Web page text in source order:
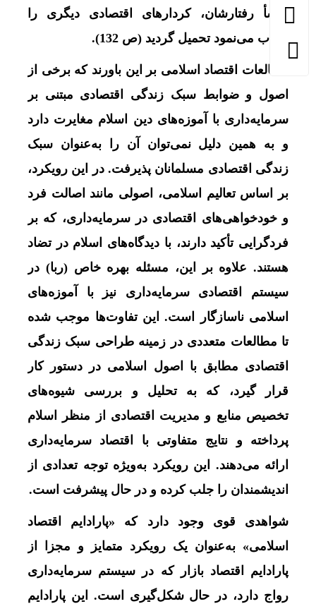
منشأ رفتارشان، کردارهای اقتصادی دیگری را
ایجاب می‌‏نمود تحمیل گردید (ص 132).
مطالعات اقتصاد اسلامی بر این باورند که برخی از
اصول و ضوابط سبک زندگی اقتصادی مبتنی بر
سرمایه‌داری با آموزه‌های دین اسلام مغایرت دارد
و به همین دلیل نمی‌توان آن را به‌عنوان سبک
زندگی اقتصادی مسلمانان پذیرفت. در این رویکرد،
بر اساس تعالیم اسلامی، اصولی مانند اصالت فرد
و خودخواهی‌های اقتصادی در سرمایه‌داری، که بر
فردگرایی تأکید دارند، با دیدگاه‌های اسلام در تضاد
هستند. علاوه بر این، مسئله بهره خاص (ربا) در
سیستم اقتصادی سرمایه‌داری نیز با آموزه‌های
اسلامی ناسازگار است. این تفاوت‌ها موجب شده
تا مطالعات متعددی در زمینه طراحی سبک زندگی
اقتصادی مطابق با اصول اسلامی در دستور کار
قرار گیرد، که به تحلیل و بررسی شیوه‌های
تخصیص منابع و مدیریت اقتصادی از منظر اسلام
پرداخته و نتایج متفاوتی با اقتصاد سرمایه‌داری
ارائه می‌دهند. این رویکرد به‌ویژه توجه تعدادی از
اندیشمندان را جلب کرده و در حال پیشرفت است.
شواهدی قوی وجود دارد که «پارادایم اقتصاد
اسلامی» به‌عنوان یک رویکرد متمایز و مجزا از
پارادایم اقتصاد بازار که در سیستم سرمایه‌داری
رواج دارد، در حال شکل‌گیری است. این پارادایم